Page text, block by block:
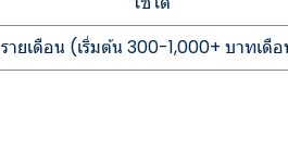
รายเดือน (เริ่มต้น 300-1,000+ บาทเดื